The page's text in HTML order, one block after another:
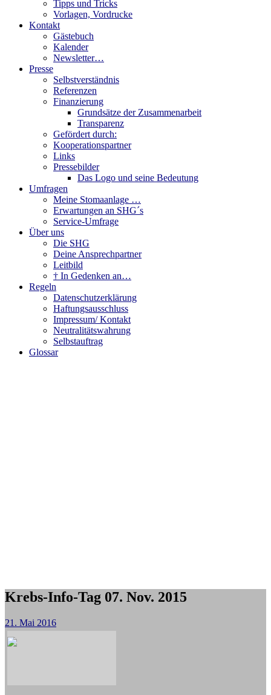
Tipps und Tricks
Vorlagen, Vordrucke
Kontakt
Gästebuch
Kalender
Newsletter…
Presse
Selbstverständnis
Referenzen
Finanzierung
Grundsätze der Zusammenarbeit
Transparenz
Gefördert durch:
Kooperationspartner
Links
Pressebilder
Das Logo und seine Bedeutung
Umfragen
Meine Stomaanlage …
Erwartungen an SHG´s
Service-Umfrage
Über uns
Die SHG
Deine Ansprechpartner
Leitbild
† In Gedenken an…
Regeln
Datenschutzerklärung
Haftungsausschluss
Impressum/ Kontakt
Neutralitätswahrung
Selbstauftrag
Glossar
Krebs-Info-Tag 07. Nov. 2015
21. Mai 2016